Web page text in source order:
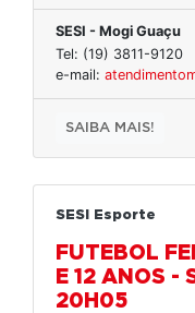
SESI - Mogi Guaçu
Tel: (19) 3811-9120
e-mail:
SAIBA MAIS!
SESI Esporte
FUTEBOL
E 12 ANOS -
20H05